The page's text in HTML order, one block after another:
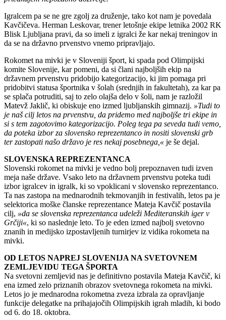
Igralcem pa se ne gre zgolj za druženje, tako kot nam je povedala
Kavčičeva. Herman Leskovar, trener letošnje ekipe letnika 2002 RK
Blisk Ljubljana pravi, da so imeli z igralci že kar nekaj treningov in
da se na državno prvenstvo vnemo pripravljajo.
Rokomet na mivki je v Sloveniji šport, ki spada pod Olimpijski
komite Slovenije, kar pomeni, da si člani najboljših ekip na
državnem prvenstvu pridobijo kategorizacijo, ki jim pomaga pri
pridobitvi statusa športnika v šolah (srednjih in fakultetah), za kar pa
se splača potruditi, saj to zelo olajša delo v šoli, nam je razložil
Matevž Jaklič, ki obiskuje eno izmed ljubljanskih gimnazij. »Tudi to
je naš cilj letos na prvenstvu, da pridemo med najboljše tri ekipe in
si s tem zagotovimo kategorizacijo. Poleg tega pa seveda tudi vemo,
da poteka izbor za slovensko reprezentanco in nositi slovenski grb
ter zastopati našo državo je res nekaj posebnega,« je še dejal.
SLOVENSKA REPREZENTANCA
Slovenski rokomet na mivki je vedno bolj prepoznaven tudi izven
meja naše države. Vsako leto na državnem prvenstvu poteka tudi
izbor igralcev in igralk, ki so vpoklicani v slovensko reprezentanco.
Ta nas zastopa na mednarodnih tekmovanjih in festivalih, letos pa je
selektorica moške članske reprezentance Mateja Kavčič postavila
cilj, »da se slovenska reprezentanca udeleži Mediteranskih iger v
Grčiji«, ki so naslednje leto. To je eden izmed najbolj svetovno
znanih in medijsko izpostavljenih turnirjev iz vidika rokometa na
mivki.
OD LETOS NAPREJ SLOVENIJA NA SVETOVNEM
ZEMLJEVIDU TEGA ŠPORTA
Na svetovni zemljevid nas je definitivno postavila Mateja Kavčič, ki
ena izmed zelo priznanih obrazov svetovnega rokometa na mivki.
Letos jo je mednarodna rokometna zveza izbrala za opravljanje
funkcije delegatke na prihajajočih Olimpijskih igrah mladih, ki bodo
od 6. do 18. oktobra.